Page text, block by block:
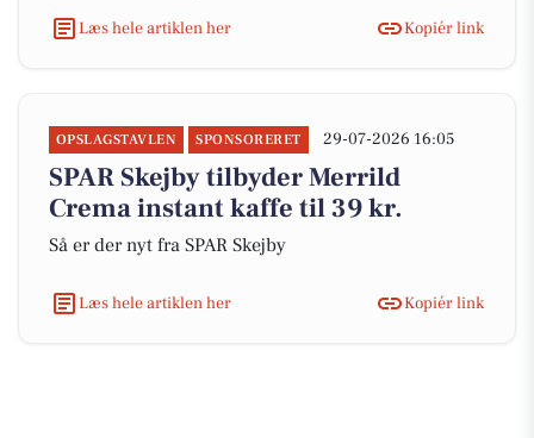
Læs hele artiklen her
Kopiér link
OPSLAGSTAVLEN SPONSORERET 29-07-2026 16:05
SPAR Skejby tilbyder Merrild
Crema instant kaffe til 39 kr.
Så er der nyt fra SPAR Skejby
Læs hele artiklen her Kopiér link